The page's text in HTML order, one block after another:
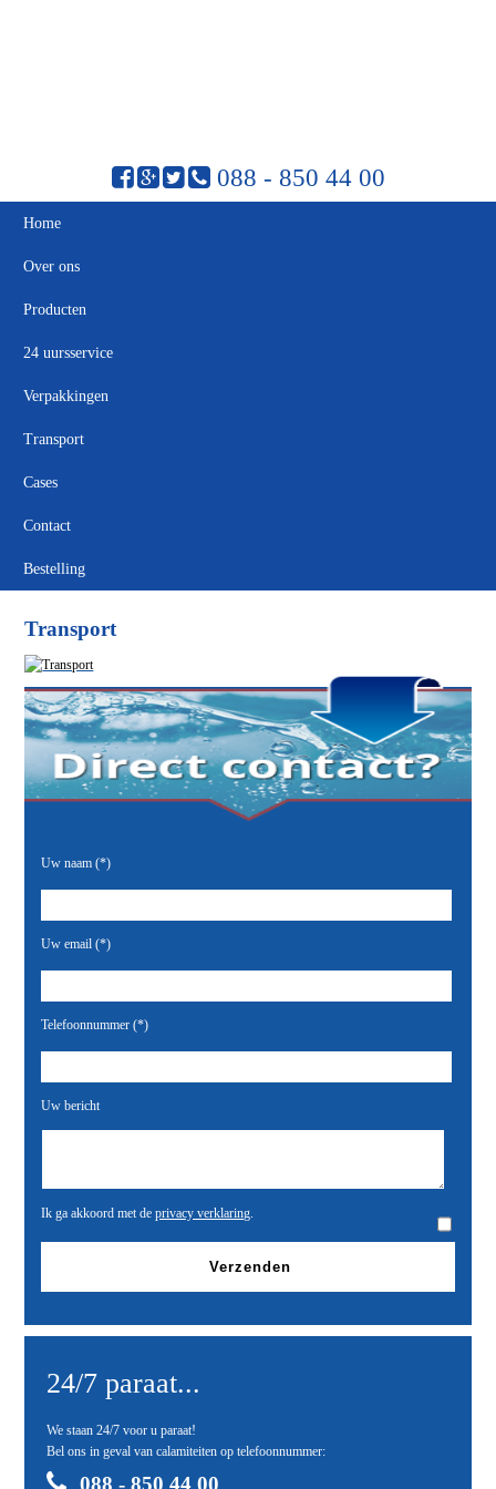
088 - 850 44 00
Home
Over ons
Producten
24 uursservice
Verpakkingen
Transport
Cases
Contact
Bestelling
Transport
Uw naam (*)
Uw email (*)
Telefoonnummer (*)
Uw bericht
Ik ga akkoord met deprivacy verklaring.
24/7 paraat...
We staan 24/7 voor u paraat!
Bel ons in geval van calamiteiten op telefoonnummer: